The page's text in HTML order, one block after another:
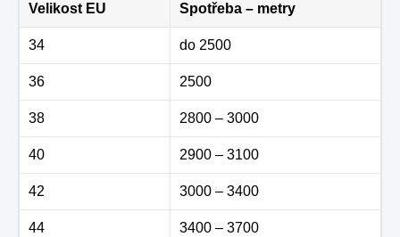
Velikost EU Spotřeba – metry
34 do 2500
36 2500
38 2800 – 3000
40 2900 – 3100
42 3000 – 3400
44 3400 – 3700